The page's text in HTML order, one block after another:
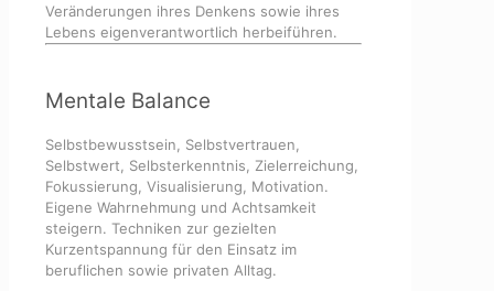
Veränderungen ihres Denkens sowie ihres
Lebens eigenverantwortlich herbeiführen.
Mentale Balance
Selbstbewusstsein, Selbstvertrauen,
Selbstwert, Selbsterkenntnis, Zielerreichung,
Fokussierung, Visualisierung, Motivation.
Eigene Wahrnehmung und Achtsamkeit
steigern. Techniken zur gezielten
Kurzentspannung für den Einsatz im
beruflichen sowie privaten Alltag.